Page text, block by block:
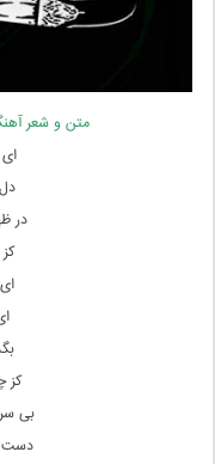
متن و شعر
در
کز
بی
دست